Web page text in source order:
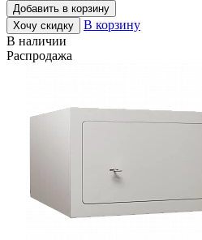
Добавить в корзину
Хочу скидку
В корзину
В наличии
Распродажа